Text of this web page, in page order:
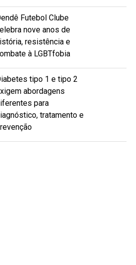
Futebol Clube
nove anos de
resistência e
à LGBTfobia
tipo 1 e tipo 2
abordagens
para
tratamento e